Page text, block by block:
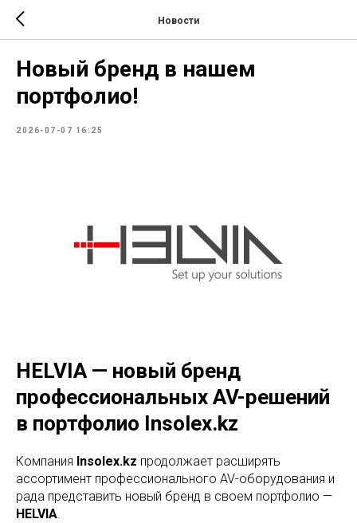
Новости
Новый бренд в нашем
портфолио!
2026-07-07 16:25
HELVIA — новый бренд
профессиональных AV-решений
в портфолио Insolex.kz
Компания Insolex.kz продолжает расширять
ассортимент профессионального AV-оборудования и
рада представить новый бренд в своем портфолио —
HELVIA.